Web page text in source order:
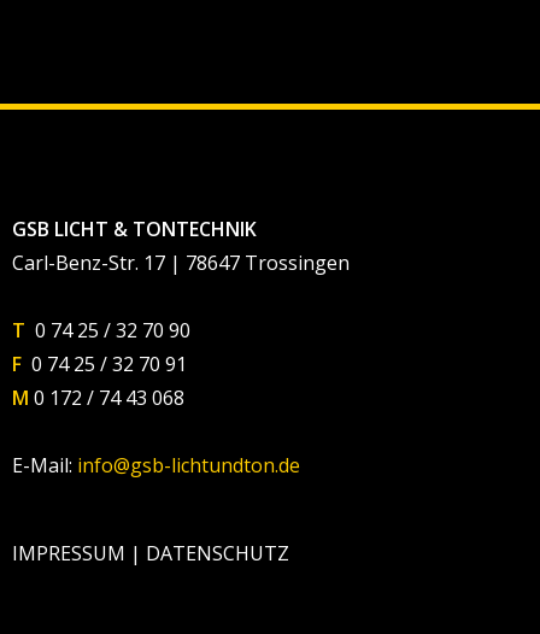
GSB LICHT & TONTECHNIK
Carl-Benz-Str. 17 | 78647 Trossingen
T 0 74 25 / 32 70 90
F 0 74 25 / 32 70 91
M 0 172 / 74 43 068
E-Mail: info@gsb-lichtundton.de
IMPRESSUM | DATENSCHUTZ